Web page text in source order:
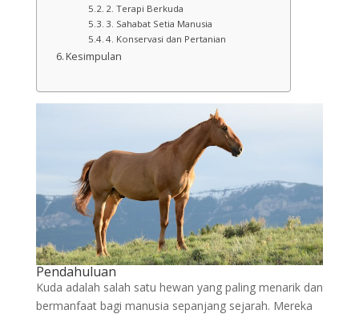
2. Terapi Berkuda
3. Sahabat Setia Manusia
4. Konservasi dan Pertanian
Kesimpulan
Pendahuluan
Kuda adalah salah satu hewan yang paling menarik dan
bermanfaat bagi manusia sepanjang sejarah. Mereka